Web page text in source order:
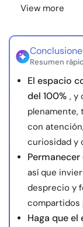
Sobre nosotros
© Copyright
View more
Resumen
El espacio
del 100% , y
plenamente,
con
curiosidad y
así que
desprecio y
compartidos
Haga que el